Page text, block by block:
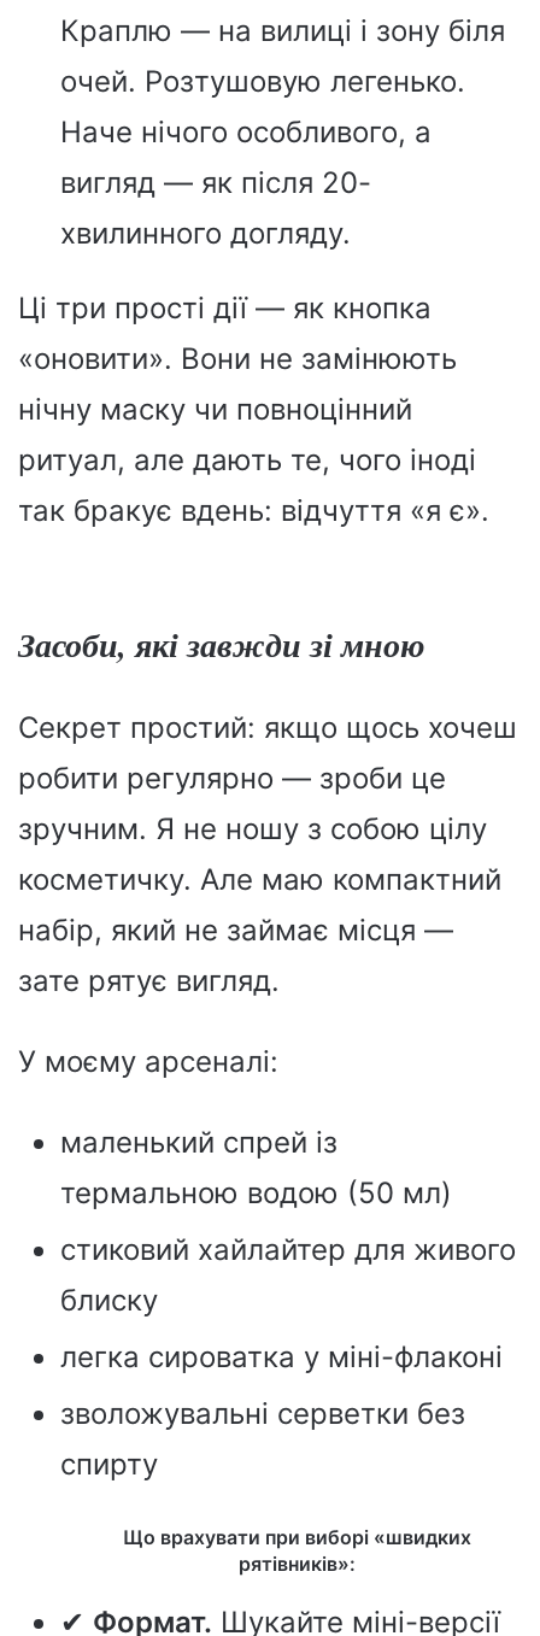
Краплю — на вилиці і зону біля
очей. Розтушовую легенько.
Наче нічого особливого, а
вигляд — як після 20-
хвилинного догляду.
Ці три прості дії — як кнопка
«оновити». Вони не замінюють
нічну маску чи повноцінний
ритуал, але дають те, чого іноді
так бракує вдень: відчуття «я є».
Засоби, які завжди зі мною
Секрет простий: якщо щось хочеш
робити регулярно — зроби це
зручним. Я не ношу з собою цілу
косметичку. Але маю компактний
набір, який не займає місця —
зате рятує вигляд.
У моєму арсеналі:
маленький спрей із
термальною водою (50 мл)
стиковий хайлайтер для живого
блиску
легка сироватка у міні-флаконі
зволожувальні серветки без
спирту
Що врахувати при виборі «швидких
рятівників»:
✔ Формат. Шукайте міні-версії